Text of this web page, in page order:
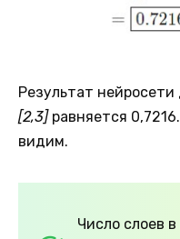
Результат
[2,3]равняется
видим.
Число слоев